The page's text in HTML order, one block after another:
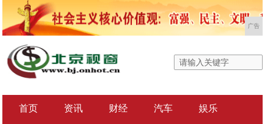
广告
首页 资讯 财经 汽车 娱乐